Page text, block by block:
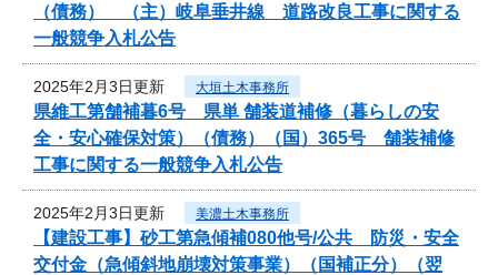
（債務） （主）岐阜垂井線 道路改良工事に関する
一般競争入札公告
2025年2月3日更新 大垣土木事務所
県維工第舗補暮6号 県単 舗装道補修（暮らしの安
全・安心確保対策）（債務）（国）365号 舗装補修
工事に関する一般競争入札公告
2025年2月3日更新 美濃土木事務所
【建設工事】砂工第急傾補080他号/公共 防災・安全
交付金（急傾斜地崩壊対策事業）（国補正分）（翌